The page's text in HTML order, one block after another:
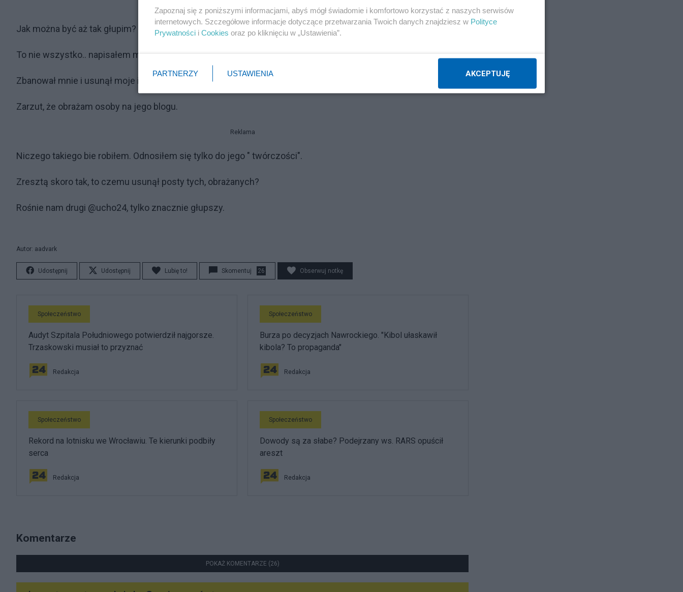
Jak można być aż tak głupim?
To nie wszystko.. napisałem mu to pod notką.
Zbanował mnie i usunął moje i nie tylko moje, posty.
Zarzut, że obrażam osoby na jego blogu.
Reklama
Niczego takiego bie robiłem. Odnosiłem się tylko do jego " twórczości".
Zresztą skoro tak, to czemu usunął posty tych, obrażanych?
Rośnie nam drugi @ucho24, tylko znacznie głupszy.
Autor: aadvark
Udostępnij Udostępnij Lubię to! Skomentuj 26 Obserwuj notkę
Społeczeństwo
Audyt Szpitala Południowego potwierdził najgorsze.
Trzaskowski musiał to przyznać
Redakcja
Społeczeństwo
Burza po decyzjach Nawrockiego. "Kibol ułaskawił
kibola? To propaganda"
Redakcja
Społeczeństwo
Rekord na lotnisku we Wrocławiu. Te kierunki podbiły
serca
Redakcja
Społeczeństwo
Dowody są za słabe? Podejrzany ws. RARS opuścił
areszt
Redakcja
Komentarze
POKAŻ KOMENTARZE (26)
Zapoznaj się z poniższymi informacjami, abyś mógł świadomie i komfortowo korzystać z naszych serwisów
internetowych. Szczegółowe informacje dotyczące przetwarzania Twoich danych znajdziesz w Polityce
Prywatności i Cookies oraz po kliknięciu w „Ustawienia”.
PARTNERZY USTAWIENIA AKCEPTUJĘ